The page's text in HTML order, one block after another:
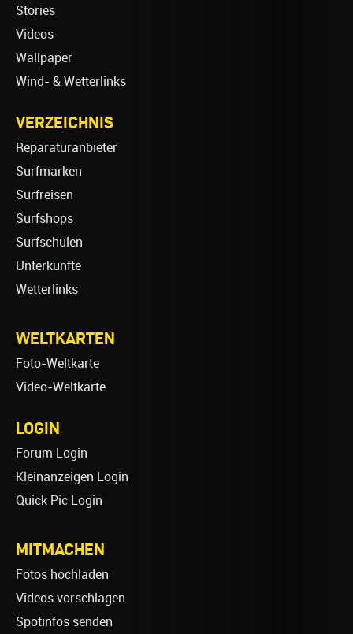
Stories
Videos
Wallpaper
Wind- & Wetterlinks
VERZEICHNIS
Reparaturanbieter
Surfmarken
Surfreisen
Surfshops
Surfschulen
Unterkünfte
Wetterlinks
WELTKARTEN
Foto-Weltkarte
Video-Weltkarte
LOGIN
Forum Login
Kleinanzeigen Login
Quick Pic Login
MITMACHEN
Fotos hochladen
Videos vorschlagen
Spotinfos senden